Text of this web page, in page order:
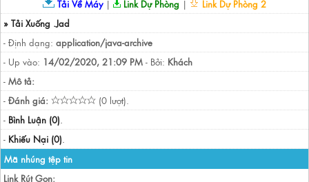
Tải Về Máy| Link Dự Phòng |
Link Dự Phòng 2
» Tải Xuống .Jad
- Định dạng: application/java-archive
- Up vào: 14/02/2020, 21:09 PM - Bởi: Khách
- Mô tả:
- Đánh giá:
(0 lượt).
- Bình Luận (0).
- Khiếu Nại (0).
Mã nhúng tệp tin
Link Rút Gọn: